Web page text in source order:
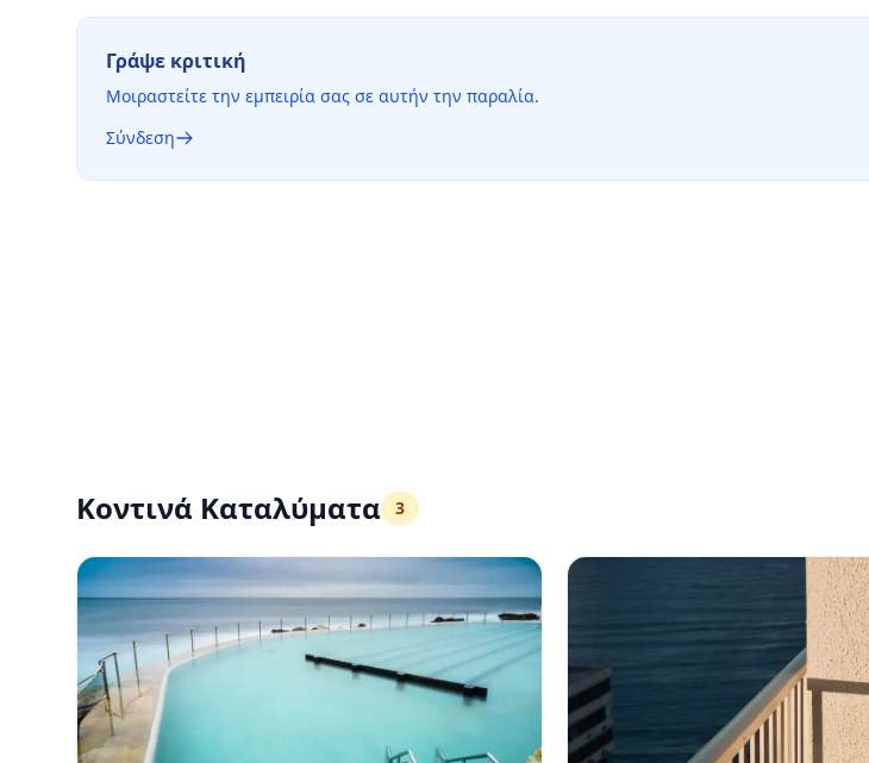
Γράψε κριτική
Μοιραστείτε την εμπειρία σας σε αυτήν την παραλία.
Σύνδεση
Κοντινά Καταλύματα 3